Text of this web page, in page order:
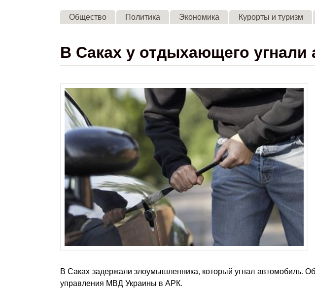
Skip to
Общество Политика Экономика Курорты и туризм
В Саках у отдыхающего
В Саках задержали злоумышленника, который угнал автомобиль.
управления МВД Украины в АРК.